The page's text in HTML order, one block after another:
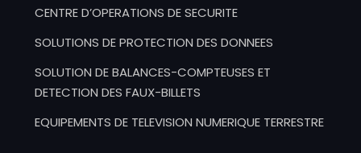
CENTRE D’OPERATIONS DE SECURITE
SOLUTIONS DE PROTECTION DES DONNEES
SOLUTION DE BALANCES-COMPTEUSES ET
DETECTION DES FAUX-BILLETS
EQUIPEMENTS DE TELEVISION NUMERIQUE TERRESTRE